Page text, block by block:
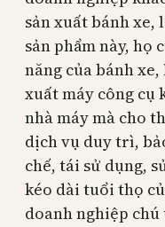
sản xuất bánh xe,
sản phẩm này,
năng của bánh
xuất máy công cụ
nhà máy mà cho
dịch vụ duy trì,
chế, tái sử dụng,
kéo dài tuổi thọ
doanh nghiệp